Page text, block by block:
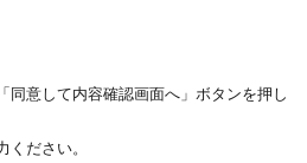
同意して内容確認画面へ」ボタンを押し
ください。